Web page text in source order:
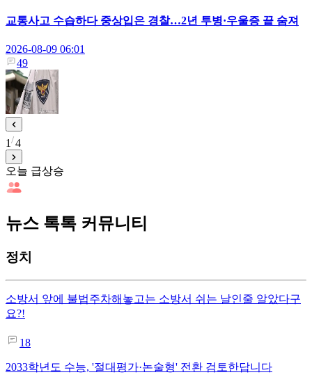
교통사고 수습하다 중상입은 경찰…2년 투병·우울증 끝 숨져
2026-08-09 06:01
49
1 4
오늘 급상승
뉴스 톡톡 커뮤니티
정치
소방서 앞에 불법주차해놓고는 소방서 쉬는 날인줄 알았다구
요?!
18
2033학년도 수능, '절대평가·논술형' 전환 검토한답니다